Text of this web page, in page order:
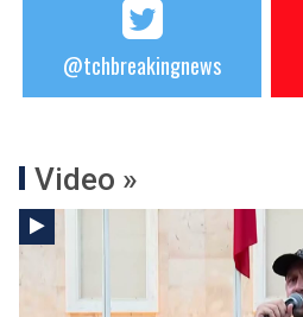
@tchbreakingnews
Video »